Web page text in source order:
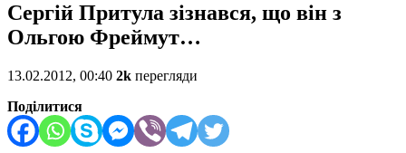
Сергій Притула зізнався, що він з
Ольгою Фреймут…
13.02.2012, 00:40 2k перегляди
Поділитися